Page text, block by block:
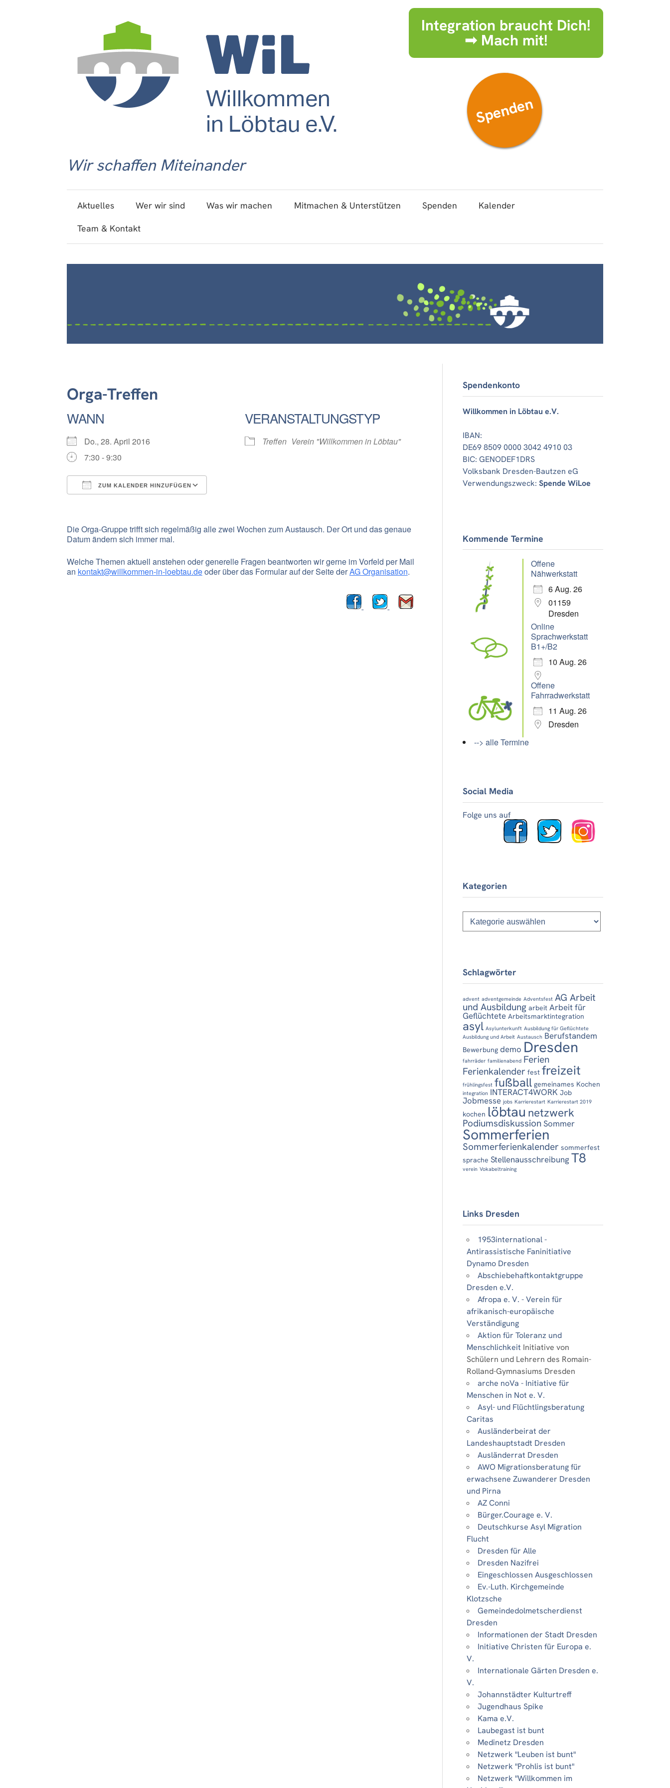
Wir schaffen Miteinander
Integration braucht Dich!
➟ Mach mit!
Spenden
Aktuelles Wer wir sind Was wir machen Mitmachen & Unterstützen Spenden
Kalender
Team & Kontakt
Orga-Treffen
WANN
Do., 28. April 2016
7:30 - 9:30
ZUM KALENDER HINZUFÜGEN
VERANSTALTUNGSTYP
Treffen Verein "Willkommen in Löbtau"
Die Orga-Gruppe trifft sich regelmäßig alle zwei Wochen zum Austausch. Der Ort und das genaue
Datum ändern sich immer mal.
Welche Themen aktuell anstehen oder generelle Fragen beantworten wir gerne im Vorfeld per Mail
an kontakt@willkommen-in-loebtau.deoder über das Formular auf der Seite derAG Organisation.
Spendenkonto
Willkommen in Löbtau e.V.
IBAN:
DE69 8509 0000 3042 4910 03
BIC: GENODEF1DRS
Volksbank Dresden-Bautzen eG
Verwendungszweck:Spende WiLoe
Kommende Termine
Offene
Nähwerkstatt
6 Aug. 26
01159
Dresden
Online
Sprachwerkstatt
B1+/B2
10 Aug. 26
Offene
Fahrradwerkstatt
11 Aug. 26
Dresden
--> alle Termine
Social Media
Folge uns auf
Kategorien
Kategorien
Schlagwörter
advent adventgemeinde Adventsfest AG Arbeit
und Ausbildung arbeit Arbeit für
Geflüchtete Arbeitsmarktintegration
asyl Asylunterkunft Ausbildung für Geflüchtete
Ausbildung und Arbeit Austausch Berufstandem
Bewerbung demo Dresden
fahrräder familienabend Ferien
Ferienkalender fest freizeit
frühlingsfest fußball gemeinames Kochen
integration INTERACT4WORK Job
Jobmesse jobs Karrierestart Karrierestart 2019
kochen löbtau netzwerk
PodiumsdiskussionSommer
Sommerferien
Sommerferienkalender sommerfest
sprache Stellenausschreibung T8
verein Vokabeltraining
Links Dresden
1953international -
Antirassistische Faninitiative
Dynamo Dresden
Abschiebehaftkontaktgruppe
Dresden e.V.
Afropa e. V. - Verein für
afrikanisch-europäische
Verständigung
Aktion für Toleranz und
Menschlichkeit Initiative von
Schülern und Lehrern des Romain-
Rolland-Gymnasiums Dresden
arche noVa - Initiative für
Menschen in Not e. V.
Asyl- und Flüchtlingsberatung
Caritas
Ausländerbeirat der
Landeshauptstadt Dresden
Ausländerrat Dresden
AWO Migrationsberatung für
erwachsene Zuwanderer Dresden
und Pirna
AZ Conni
Bürger.Courage e. V.
Deutschkurse Asyl Migration
Flucht
Dresden für Alle
Dresden Nazifrei
Eingeschlossen Ausgeschlossen
Ev.-Luth. Kirchgemeinde
Klotzsche
Gemeindedolmetscherdienst
Dresden
Informationen der Stadt Dresden
Initiative Christen für Europa e.
V.
Internationale Gärten Dresden e.
V.
Johannstädter Kulturtreff
Jugendhaus Spike
Kama e.V.
Laubegast ist bunt
Medinetz Dresden
Netzwerk "Leuben ist bunt"
Netzwerk "Prohlis ist bunt"
Netzwerk "Willkommen im